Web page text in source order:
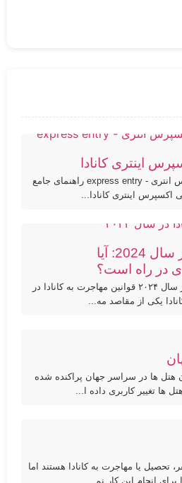
اینتری کانادا
مهاجرت به کانادا با اکسپرس انتری - express entry راهنمای جامع
اینتری کانادا...
مهاجرت به کانادا در سال 2024: آیا
راه است؟
قوانین مهاجرت به کانادا در سال ۲۰۲۴ قوانین مهاجرت به کانادا در
ها در سراسر جهان پراکنده شده
تغییر کاربری داده ا...
یا مهاجرت به کانادا هستند اما
انجام این کار نم...